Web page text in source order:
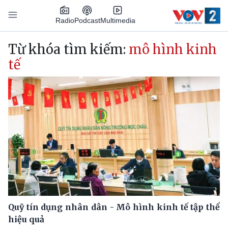
Nhảy đến nội dung
RadioPodcastMultimedia
Main navigation
Từ khóa tìm kiếm: mô hình kinh
tế
Quỹ tín dụng nhân dân - Mô hình kinh tế tập thể
hiệu quả